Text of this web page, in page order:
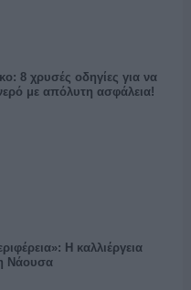
8 χρυσές οδηγίες για να
με απόλυτη ασφάλεια!
Η καλλιέργεια
Νάουσα